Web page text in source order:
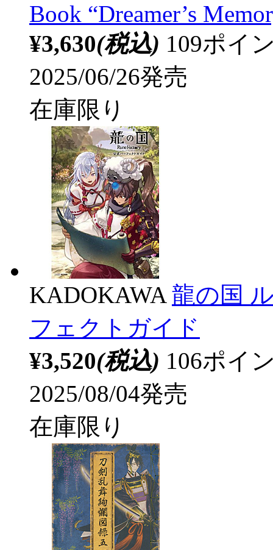
Book “Dreamer’s
¥3,630(税込) 109ポイ
2025/06/26発売
在庫限り
KADOKAWA 龍の国
フェクトガイド
¥3,520(税込) 106ポイ
2025/08/04発売
在庫限り